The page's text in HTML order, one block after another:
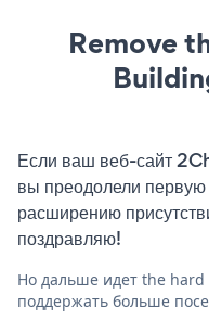
Remove
Если ваш веб-сайт
вы преодолели первую
расширению
поздравляю!
Но дальше идет the
поддержать больше